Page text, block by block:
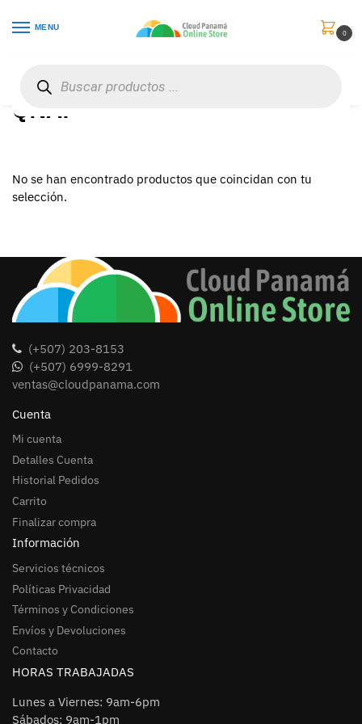
MENU
0
QNAP
No se han encontrado productos que coincidan con tu
selección.
(+507) 203-8153
(+507) 6999-8291
ventas@cloudpanama.com
Cuenta
Mi cuenta
Detalles Cuenta
Historial Pedidos
Carrito
Finalizar compra
Información
Servicios técnicos
Políticas Privacidad
Términos y Condiciones
Envíos y Devoluciones
Contacto
HORAS TRABAJADAS
Lunes a Viernes: 9am-6pm
Sábados: 9am-1pm